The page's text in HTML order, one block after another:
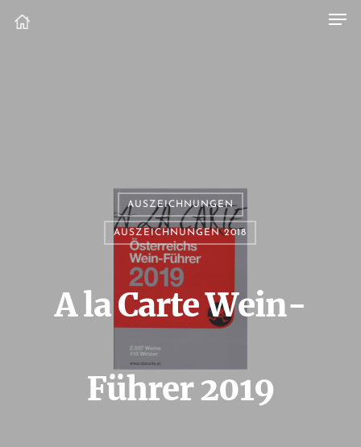
AUSZEICHNUNGEN
AUSZEICHNUNGEN 2018
A la Carte Wein-
Führer 2019